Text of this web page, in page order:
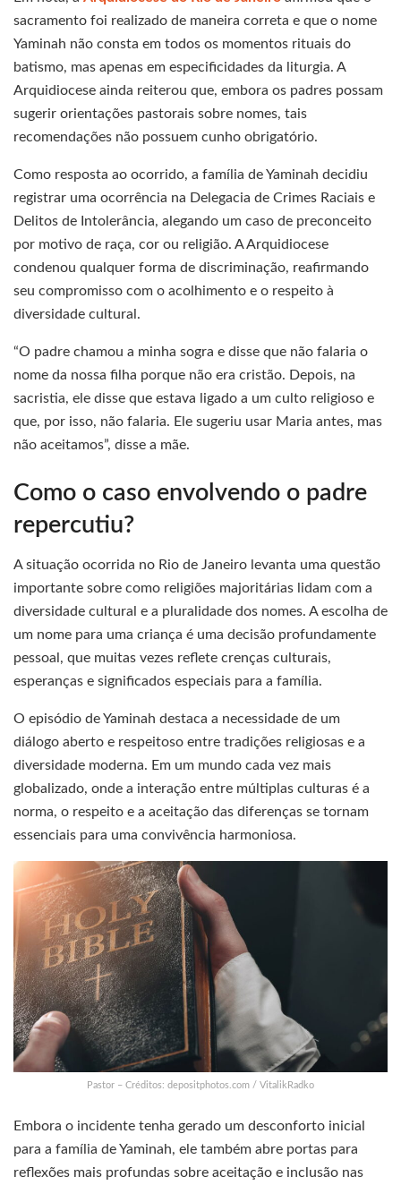
sacramento foi realizado de maneira correta e que o nome
Yaminah não consta em todos os momentos rituais do
batismo, mas apenas em especificidades da liturgia. A
Arquidiocese ainda reiterou que, embora os padres possam
sugerir orientações pastorais sobre nomes, tais
recomendações não possuem cunho obrigatório.
Como resposta ao ocorrido, a família de Yaminah decidiu
registrar uma ocorrência na Delegacia de Crimes Raciais e
Delitos de Intolerância, alegando um caso de preconceito
por motivo de raça, cor ou religião. A Arquidiocese
condenou qualquer forma de discriminação, reafirmando
seu compromisso com o acolhimento e o respeito à
diversidade cultural.
“O padre chamou a minha sogra e disse que não falaria o
nome da nossa filha porque não era cristão. Depois, na
sacristia, ele disse que estava ligado a um culto religioso e
que, por isso, não falaria. Ele sugeriu usar Maria antes, mas
não aceitamos”, disse a mãe.
Como o caso envolvendo o padre
repercutiu?
A situação ocorrida no Rio de Janeiro levanta uma questão
importante sobre como religiões majoritárias lidam com a
diversidade cultural e a pluralidade dos nomes. A escolha de
um nome para uma criança é uma decisão profundamente
pessoal, que muitas vezes reflete crenças culturais,
esperanças e significados especiais para a família.
O episódio de Yaminah destaca a necessidade de um
diálogo aberto e respeitoso entre tradições religiosas e a
diversidade moderna. Em um mundo cada vez mais
globalizado, onde a interação entre múltiplas culturas é a
norma, o respeito e a aceitação das diferenças se tornam
essenciais para uma convivência harmoniosa.
Pastor – Créditos: depositphotos.com / VitalikRadko
Embora o incidente tenha gerado um desconforto inicial
para a família de Yaminah, ele também abre portas para
reflexões mais profundas sobre aceitação e inclusão nas